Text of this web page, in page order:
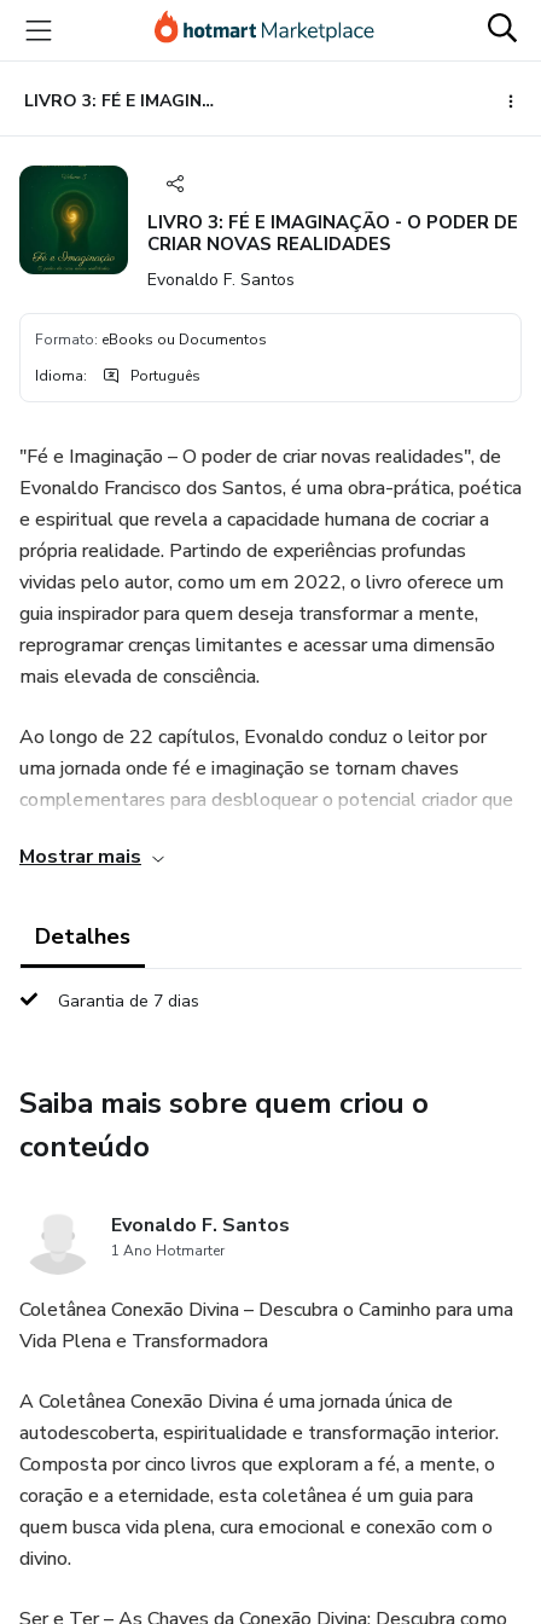
para
conteúdo
principal
para
pagamento
para
rodapé
LIVRO 3: FÉ E IMAGINAÇÃO - O PODER DE CRIAR NOVAS REALIDADES
LIVRO 3: FÉ E IMAGINAÇÃO - O PODER DE
CRIAR NOVAS REALIDADES
Evonaldo F. Santos
Formato: eBooks ou Documentos
Idioma: Português
"Fé e Imaginação – O poder de criar novas realidades", de
Evonaldo Francisco dos Santos, é uma obra-prática, poética
e espiritual que revela a capacidade humana de cocriar a
própria realidade. Partindo de experiências profundas
vividas pelo autor, como um em 2022, o livro oferece um
guia inspirador para quem deseja transformar a mente,
reprogramar crenças limitantes e acessar uma dimensão
mais elevada de consciência.
Ao longo de 22 capítulos, Evonaldo conduz o leitor por
uma jornada onde fé e imaginação se tornam chaves
complementares para desbloquear o potencial criador que
espiritualidade, neurociência, física quântica e psicologia, a
meditação, gratidão, escrita, intenção e percepção dos
poder pessoal e conexão com o divino.
Mostrar mais
Detalhes
Garantia de 7 dias
Saiba mais sobre quem criou o
conteúdo
Evonaldo F. Santos
1 Ano Hotmarter
Coletânea Conexão Divina – Descubra o Caminho para uma
Vida Plena e Transformadora
A Coletânea Conexão Divina é uma jornada única de
autodescoberta, espiritualidade e transformação interior.
Composta por cinco livros que exploram a fé, a mente, o
coração e a eternidade, esta coletânea é um guia para
quem busca vida plena, cura emocional e conexão com o
divino.